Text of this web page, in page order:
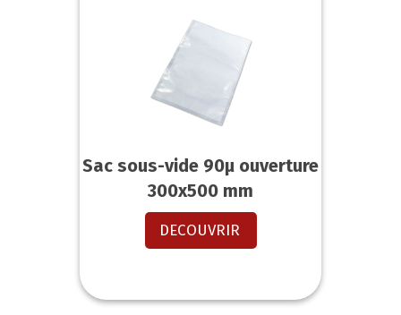
Sac sous-vide 90µ ouverture
300x500 mm
DECOUVRIR